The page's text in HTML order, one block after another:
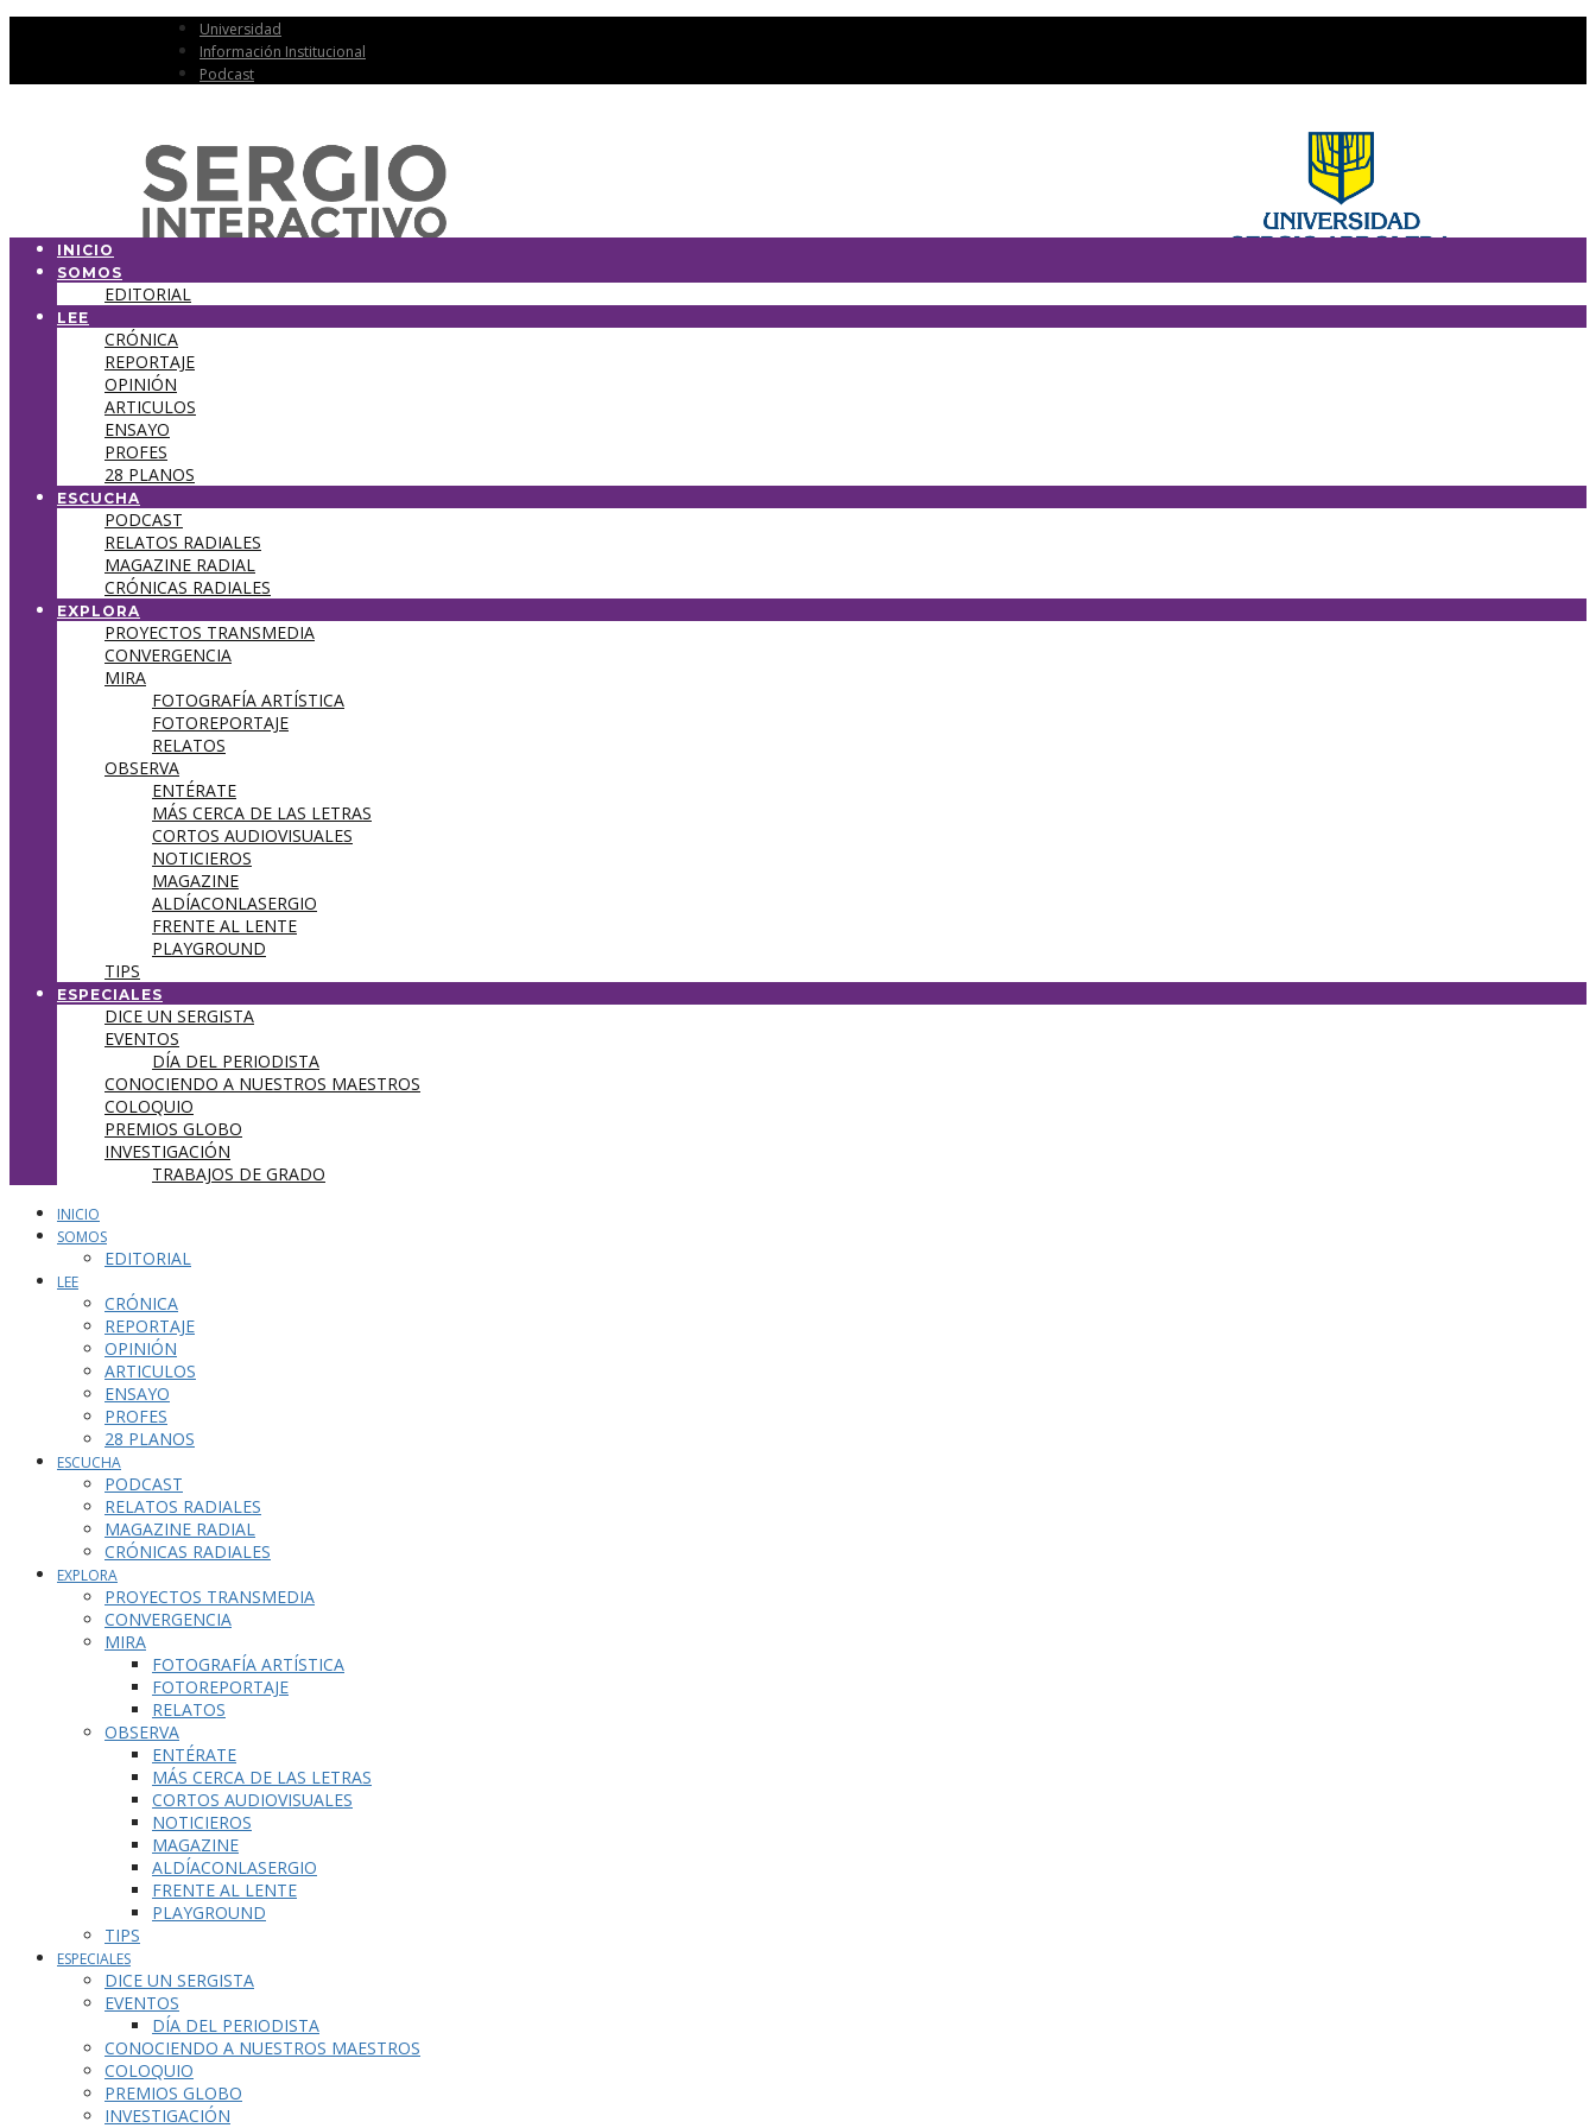
Universidad
Información Institucional
Podcast
INICIO
SOMOS
EDITORIAL
LEE
CRÓNICA
REPORTAJE
OPINIÓN
ARTICULOS
ENSAYO
PROFES
28 PLANOS
ESCUCHA
PODCAST
RELATOS RADIALES
MAGAZINE RADIAL
CRÓNICAS RADIALES
EXPLORA
PROYECTOS TRANSMEDIA
CONVERGENCIA
MIRA
FOTOGRAFÍA ARTÍSTICA
FOTOREPORTAJE
RELATOS
OBSERVA
ENTÉRATE
MÁS CERCA DE LAS LETRAS
CORTOS AUDIOVISUALES
NOTICIEROS
MAGAZINE
ALDÍACONLASERGIO
FRENTE AL LENTE
PLAYGROUND
TIPS
ESPECIALES
DICE UN SERGISTA
EVENTOS
DÍA DEL PERIODISTA
CONOCIENDO A NUESTROS MAESTROS
COLOQUIO
PREMIOS GLOBO
INVESTIGACIÓN
TRABAJOS DE GRADO
INICIO
SOMOS
EDITORIAL
LEE
CRÓNICA
REPORTAJE
OPINIÓN
ARTICULOS
ENSAYO
PROFES
28 PLANOS
ESCUCHA
PODCAST
RELATOS RADIALES
MAGAZINE RADIAL
CRÓNICAS RADIALES
EXPLORA
PROYECTOS TRANSMEDIA
CONVERGENCIA
MIRA
FOTOGRAFÍA ARTÍSTICA
FOTOREPORTAJE
RELATOS
OBSERVA
ENTÉRATE
MÁS CERCA DE LAS LETRAS
CORTOS AUDIOVISUALES
NOTICIEROS
MAGAZINE
ALDÍACONLASERGIO
FRENTE AL LENTE
PLAYGROUND
TIPS
ESPECIALES
DICE UN SERGISTA
EVENTOS
DÍA DEL PERIODISTA
CONOCIENDO A NUESTROS MAESTROS
COLOQUIO
PREMIOS GLOBO
INVESTIGACIÓN